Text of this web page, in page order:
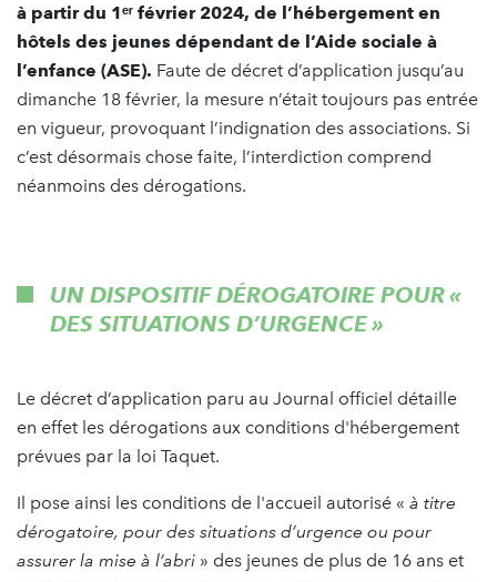
à partir du 1ᵉʳ février 2024, de l’hébergement en
hôtels des jeunes dépendant de l’Aide sociale à
l’enfance (ASE). Faute de décret d’application jusqu’au
dimanche 18 février, la mesure n’était toujours pas entrée
en vigueur, provoquant l’indignation des associations. Si
c’est désormais chose faite, l’interdiction comprend
néanmoins des dérogations.
UN DISPOSITIF DÉROGATOIRE POUR «
DES SITUATIONS D’URGENCE»
Le décret d’application paru au Journal officiel détaille
en effet les dérogations aux conditions d'hébergement
prévues par la loi Taquet.
Il pose ainsi les conditions de l'accueil autorisé « à titre
dérogatoire, pour des situations d’urgence ou pour
assurer la mise à l’abri » des jeunes de plus de 16 ans et